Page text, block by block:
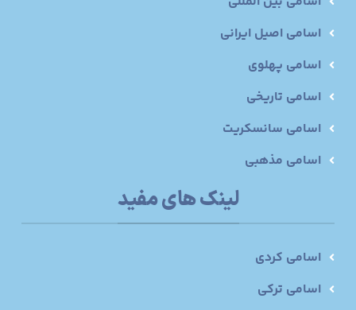
اسامی اصیل ایرانی
اسامی پهلوی
اسامی تاریخی
اسامی سانسکریت
اسامی مذهبی
لینک های مفید
اسامی کردی
اسامی ترکی